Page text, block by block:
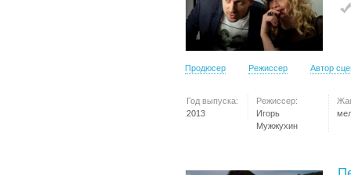
Продюсер Режиссер Автор
Год выпуска:
2013
Режиссер:
Игорь
Мужжухин